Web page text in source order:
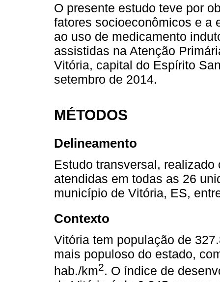
O presente estudo teve por
fatores socioeconômicos e a
ao uso de medicamento
assistidas na Atenção
Vitória, capital do Espírito
setembro de 2014.
MÉTODOS
Delineamento
Estudo transversal,
atendidas em todas as 26
município de Vitória, ES,
Contexto
Vitória tem população de
mais populoso do estado,
hab./km2. O índice de